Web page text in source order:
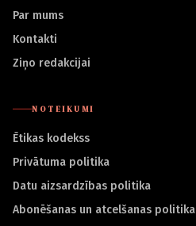
Par mums
Kontakti
Ziņo redakcijai
NOTEIKUMI
Ētikas kodekss
Privātuma politika
Datu aizsardzības politika
Abonēšanas un atcelšanas politika